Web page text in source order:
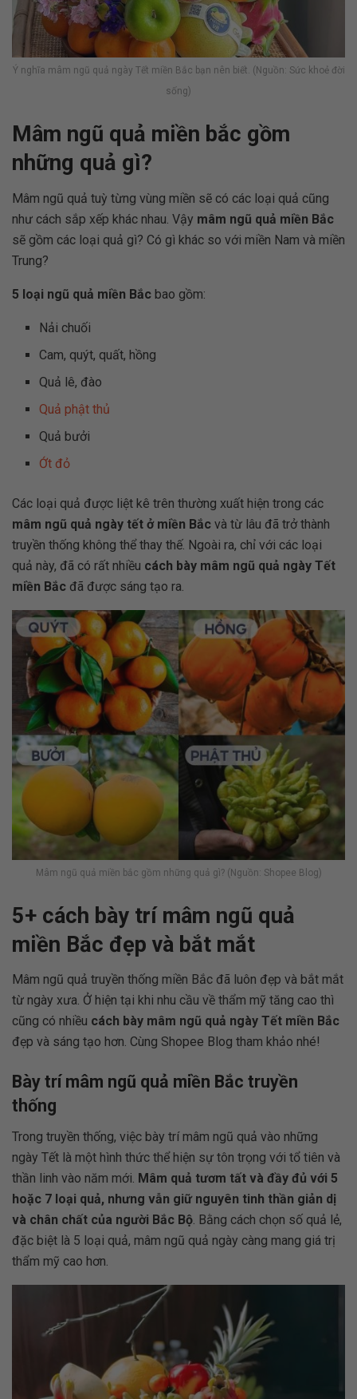
Ý nghĩa mâm ngũ quả ngày Tết miền Bắc bạn nên biết. (Nguồn: Sức khoẻ đời
sống)
Mâm ngũ quả miền bắc gồm
những quả gì?
Mâm ngũ quả tuỳ từng vùng miền sẽ có các loại quả cũng
như cách sắp xếp khác nhau. Vậy mâm ngũ quả miền Bắc
sẽ gồm các loại quả gì? Có gì khác so với miền Nam và miền
Trung?
5 loại ngũ quả miền Bắc bao gồm:
Nải chuối
Cam, quýt, quất, hồng
Quả lê, đào
Quả phật thủ
Quả bưởi
Ớt đỏ
Các loại quả được liệt kê trên thường xuất hiện trong các
mâm ngũ quả ngày tết ở miền Bắc và từ lâu đã trở thành
truyền thống không thể thay thế. Ngoài ra, chỉ với các loại
quả này, đã có rất nhiều cách bày mâm ngũ quả ngày Tết
miền Bắc đã được sáng tạo ra.
Mâm ngũ quả miền bắc gồm những quả gì? (Nguồn: Shopee Blog)
5+ cách bày trí mâm ngũ quả
miền Bắc đẹp và bắt mắt
Mâm ngũ quả truyền thống miền Bắc đã luôn đẹp và bắt mắt
từ ngày xưa. Ở hiện tại khi nhu cầu về thẩm mỹ tăng cao thì
cũng có nhiều cách bày mâm ngũ quả ngày Tết miền Bắc
đẹp và sáng tạo hơn. Cùng Shopee Blog tham khảo nhé!
Bày trí mâm ngũ quả miền Bắc truyền
thống
Trong truyền thống, việc bày trí mâm ngũ quả vào những
ngày Tết là một hình thức thể hiện sự tôn trọng với tổ tiên và
thần linh vào năm mới. Mâm quả tươm tất và đầy đủ với 5
hoặc 7 loại quả, nhưng vẫn giữ nguyên tinh thần giản dị
và chân chất của người Bắc Bộ . Bằng cách chọn số quả lẻ,
đặc biệt là 5 loại quả, mâm ngũ quả ngày càng mang giá trị
thẩm mỹ cao hơn.